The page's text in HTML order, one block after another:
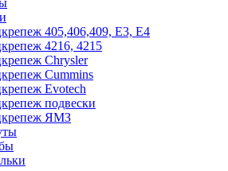
405,406,409, Е3, Е4
4216, 4215
Chrysler
Cummins
Evotech
подвески
ЯМЗ